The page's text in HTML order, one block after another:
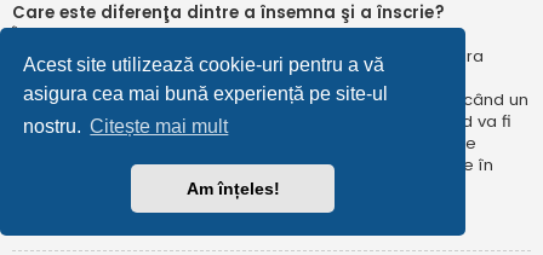
Acest site utilizează cookie-uri pentru a vă
asigura cea mai bună experiență pe site-ul
nostru. Citește mai mult
Am înțeles!
Care este diferenţa dintre a însemna şi a înscrie?
În phpBB 3.0 însemnarea era foarte asemănătoare cu
însemnarea în browser-ul web. Nu eraţi notificat când era
publicat un răspuns. În phpBB 3.1, însemnarea este
asemănătoarea înscrierii la un subiect. Puteți fi notificat când un
subiect este actualizat. Înscriindu-vă, veţi fi notificat când va fi
publicat un răspuns în subiectul sau în forum. Opțiunile de
notificare pentru însemnare și înscriere pot fi configurate în
Panoul utilizatorului, sub “Preferințe forum”.